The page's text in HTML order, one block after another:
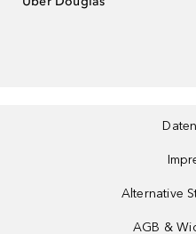
Alternative
AGB &